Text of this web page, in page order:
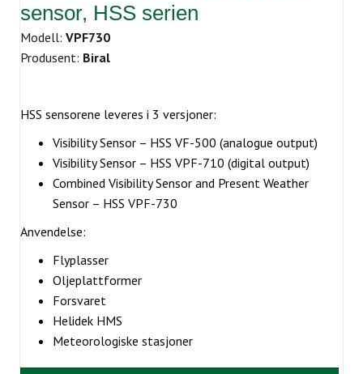
sensor, HSS serien
Modell: VPF730
Produsent: Biral
HSS sensorene leveres i 3 versjoner:
Visibility Sensor – HSS VF-500 (analogue output)
Visibility Sensor – HSS VPF-710 (digital output)
Combined Visibility Sensor and Present Weather
Sensor – HSS VPF-730
Anvendelse:
Flyplasser
Oljeplattformer
Forsvaret
Helidek HMS
Meteorologiske stasjoner